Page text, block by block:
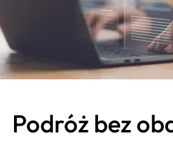
Podróż bez